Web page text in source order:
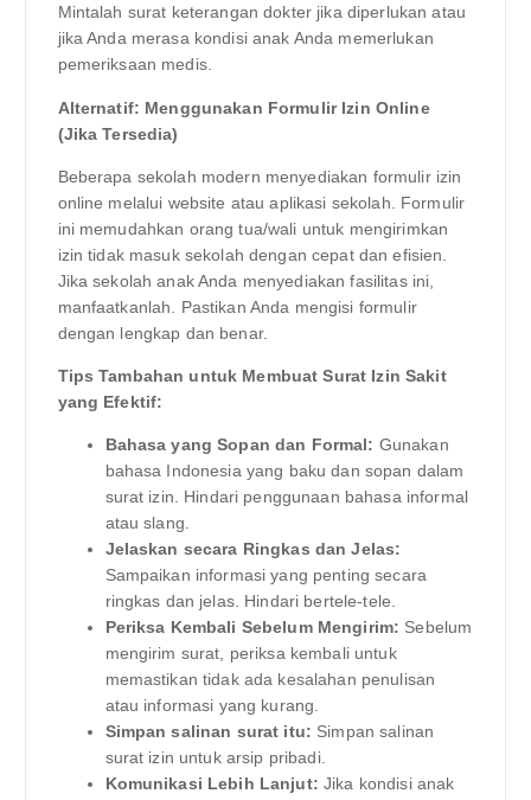
Mintalah surat keterangan dokter jika diperlukan atau
jika Anda merasa kondisi anak Anda memerlukan
pemeriksaan medis.
Alternatif: Menggunakan Formulir Izin Online
(Jika Tersedia)
Beberapa sekolah modern menyediakan formulir izin
online melalui website atau aplikasi sekolah. Formulir
ini memudahkan orang tua/wali untuk mengirimkan
izin tidak masuk sekolah dengan cepat dan efisien.
Jika sekolah anak Anda menyediakan fasilitas ini,
manfaatkanlah. Pastikan Anda mengisi formulir
dengan lengkap dan benar.
Tips Tambahan untuk Membuat Surat Izin Sakit
yang Efektif:
Bahasa yang Sopan dan Formal: Gunakan
bahasa Indonesia yang baku dan sopan dalam
surat izin. Hindari penggunaan bahasa informal
atau slang.
Jelaskan secara Ringkas dan Jelas:
Sampaikan informasi yang penting secara
ringkas dan jelas. Hindari bertele-tele.
Periksa Kembali Sebelum Mengirim: Sebelum
mengirim surat, periksa kembali untuk
memastikan tidak ada kesalahan penulisan
atau informasi yang kurang.
Simpan salinan surat itu: Simpan salinan
surat izin untuk arsip pribadi.
Komunikasi Lebih Lanjut: Jika kondisi anak